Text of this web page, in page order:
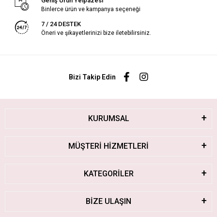
Binlerce ürün ve kampanya seçeneği
7 / 24 DESTEK
Öneri ve şikayetlerinizi bize iletebilirsiniz.
Bizi Takip Edin
KURUMSAL
MÜŞTERİ HİZMETLERİ
KATEGORİLER
BİZE ULAŞIN